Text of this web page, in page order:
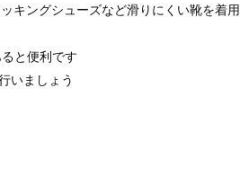
キングシューズなど滑りにくい靴を着用
と便利です
いましょう